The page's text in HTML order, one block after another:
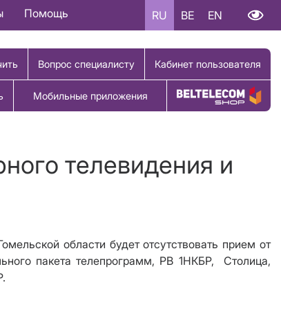
Помощь RU BE EN
Вопрос специалисту Кабинет пользователя
Мобильные приложения Купить товар
телевидения и
области будет отсутствовать прием от
пакета телепрограмм, РВ 1НКБР,
Столица,